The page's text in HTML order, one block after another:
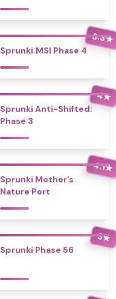
3.3★
Sprunki.MSI Phase 4
4★
Sprunki Anti-Shifted:
Phase 3
4.1★
Sprunki Mother’s
Nature Port
3★
Sprunki Phase 56